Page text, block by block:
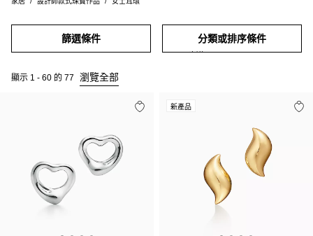
篩選條件 分類或排序條件
顯示 1 - 60 的 77 瀏覽全部
新產品